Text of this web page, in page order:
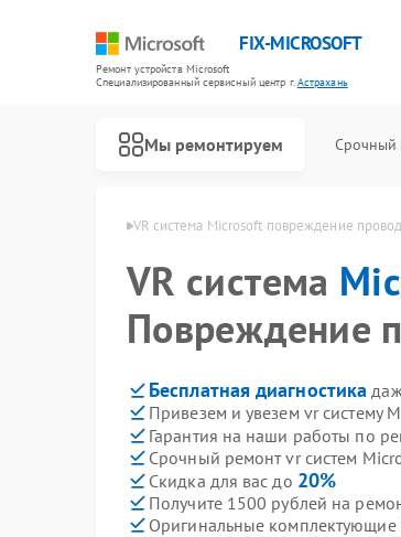
FIX-MICROSOFT
Ремонт устройств Microsoft
Специализированный cервисный центр г.Астрахань
Мы ремонтируем Срочный
VR система Microsoft повреждение
VR система
Повреждение
Бесплатная диагностика
Привезем и увезем vr систему
Гарантия на наши работы по
Срочный ремонт vr систем
Скидка для вас до 20%
Получите 1500 рублей на
Оригинальные